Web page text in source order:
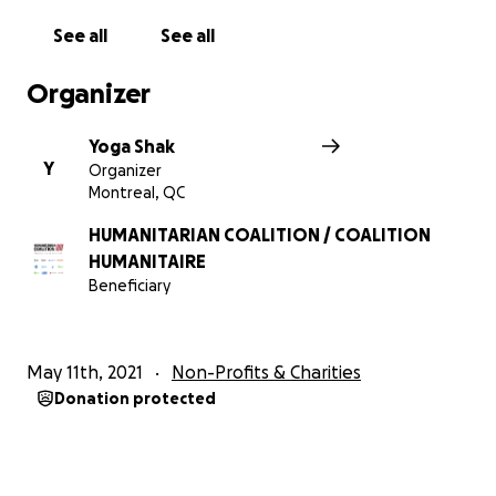
de protection individuelle
*Supporter les familles dont un ou plusieurs
*Distribuer des trousses d’hygiène et faire la
n’ont pas accès à de l’eau salubre, du savon et du
désinfectant
*Fournir de la nourriture afin de combattre la famine
See all See all
Organizer
Y
Yoga Shak
Organizer
Montreal, QC
HUMANITARIAN COALITION / COALITION
HUMANITAIRE
Beneficiary
May 11th, 2021 Non-Profits & Charities
Donation protected